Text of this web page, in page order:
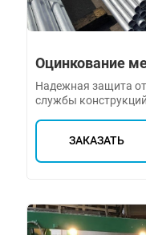
Оцинкование
Надежная защита
службы
ЗАКАЗАТЬ